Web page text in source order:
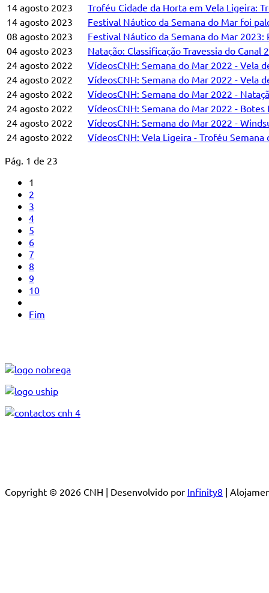
14 agosto 2023
Troféu Cidade da Horta em Vela Ligeira:
14 agosto 2023
Festival Náutico da Semana do Mar foi
08 agosto 2023
Festival Náutico da Semana do Mar 2023:
04 agosto 2023
Natação: Classificação Travessia do Canal
24 agosto 2022
VídeosCNH: Semana do Mar 2022 - Vela
24 agosto 2022
VídeosCNH: Semana do Mar 2022 - Vela
24 agosto 2022
VídeosCNH: Semana do Mar 2022 -
24 agosto 2022
VídeosCNH: Semana do Mar 2022 - Botes
24 agosto 2022
VídeosCNH: Semana do Mar 2022 -
24 agosto 2022
VídeosCNH: Vela Ligeira - Troféu Semana
Pág. 1 de 23
1
2
3
4
5
6
7
8
9
10
Fim
Copyright © 2026 CNH | Desenvolvido por Infinity8 |